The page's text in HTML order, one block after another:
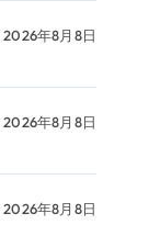
2026年8月8日
2026年8月8日
2026年8月8日